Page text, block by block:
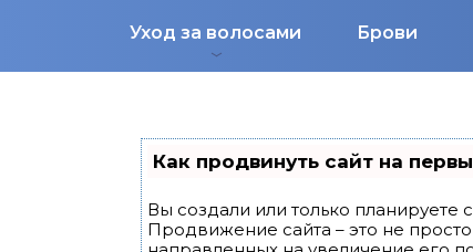
Уход за волосами Брови
Как продвинуть сайт на
Вы создали или только планируете
Продвижение сайта – это не
прически 2018
стрижки 2018